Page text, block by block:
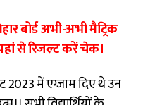
बोर्ड अभी-अभी मैट्रिक
से रिजल्ट करें चेक।
2023 में एग्जाम दिए थे उन